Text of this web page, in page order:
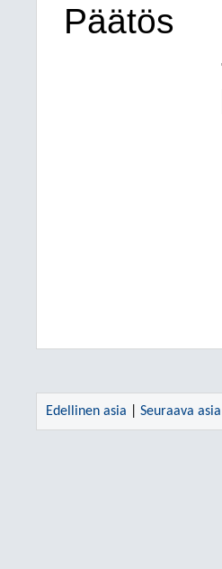
Päätös
Edellinen asia Seuraava asia